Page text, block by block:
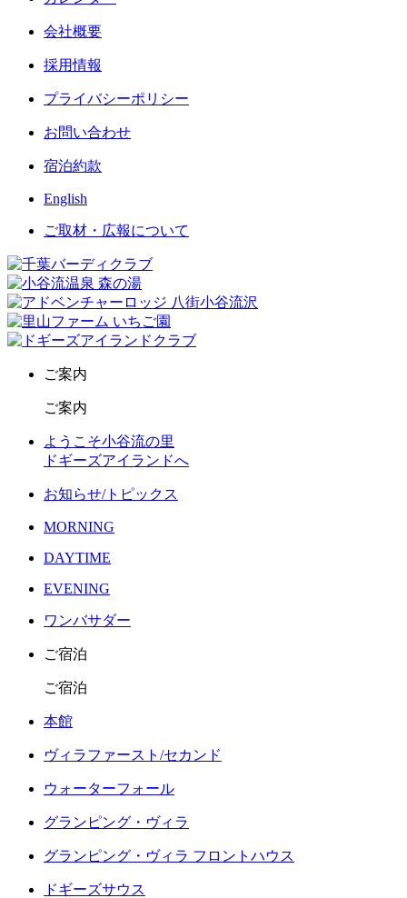
会社概要
採用情報
プライバシーポリシー
お問い合わせ
宿泊約款
English
ご取材・広報について
ご案内
ご案内
ようこそ小谷流の里
ドギーズアイランドへ
お知らせ/トピックス
MORNING
DAYTIME
EVENING
ワンバサダー
ご宿泊
ご宿泊
本館
ヴィラファースト/セカンド
ウォーターフォール
グランピング・ヴィラ
グランピング・ヴィラ フロントハウス
ドギーズサウス